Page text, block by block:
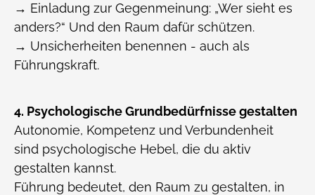
→ Einladung zur Gegenmeinung: „Wer sieht es
anders?“ Und den Raum dafür schützen.
→ Unsicherheiten benennen - auch als
Führungskraft.
4. Psychologische Grundbedürfnisse gestalten
Autonomie, Kompetenz und Verbundenheit
sind psychologische Hebel, die du aktiv
gestalten kannst.
Führung bedeutet, den Raum zu gestalten, in